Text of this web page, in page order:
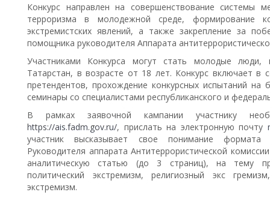
Конкурс направлен на совершенствование системы
терроризма в молодежной среде, формирование
экстремистских явлений, а также закрепление за
помощника руководителя Аппарата
Участниками Конкурса могут стать молодые люди,
Татарстан, в возрасте от 18 лет. Конкурс включает в
претендентов, прохождение конкурсных испытаний на
семинары со специалистами республиканского и
В рамках заявочной кампании участнику
https://ais.fadm.gov.ru/, прислать на электронную почту
участник высказывает свое понимание формата
Руководителя аппарата Антитеррористической
аналитическую статью (до 3 страниц), на тему
политический экстремизм, религиозный экс
экстремизм.